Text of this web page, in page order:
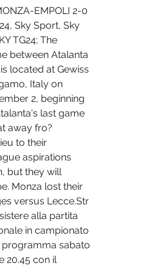
EMPOLI 2-0
Sky Sport, Sky
TG24; The
between Atalanta
located at Gewiss
Italy on
2, beginning
last game
away fro?
to their
aspirations
but they will
Monza lost their
versus Lecce.Str
alla partita
in campionato
programma sabato
20.45 con il